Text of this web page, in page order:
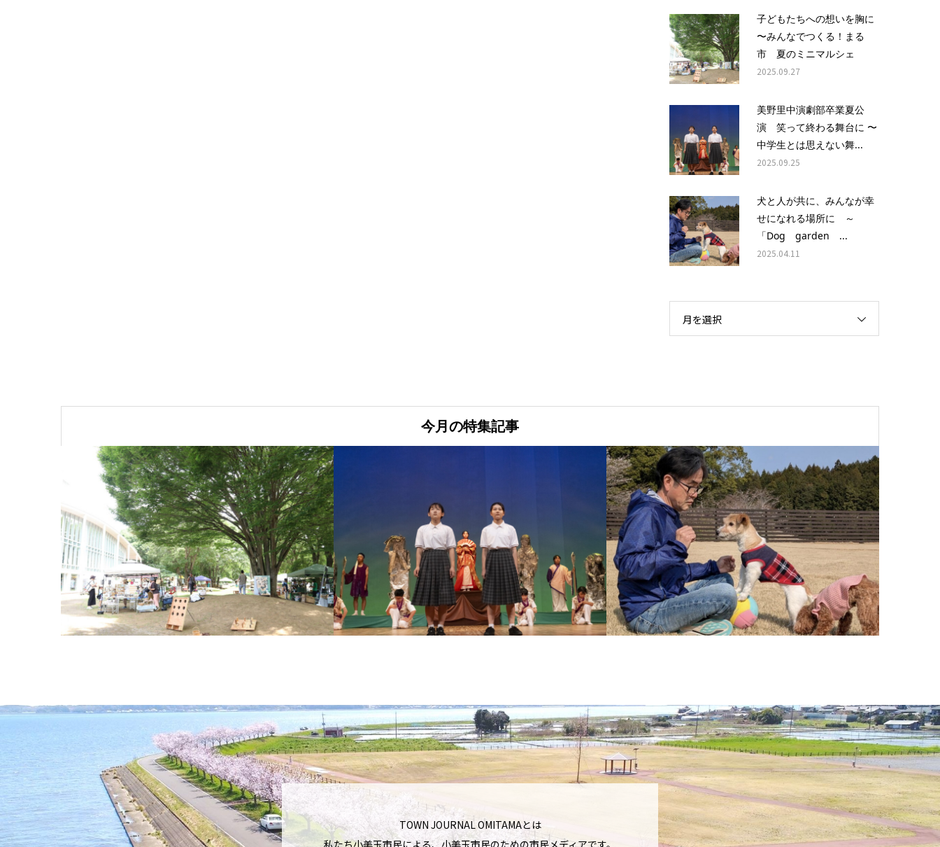
子どもたちへの想いを胸に
〜みんなでつくる！まる
市 夏のミニマルシェ
2025.09.27
美野里中演劇部卒業夏公
演 笑って終わる舞台に 〜
中学生とは思えない舞...
2025.09.25
犬と人が共に、みんなが幸
せになれる場所に ～
「Dog garden ...
2025.04.11
月を選択
今月の特集記事
TOWN JOURNAL OMITAMAとは